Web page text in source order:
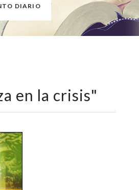
DIARIO
en la crisis"